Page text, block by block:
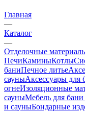
Главная
—
Каталог
—
Отделочные
ПечиКаминыКотлы
баниПечное литье
сауныАксессуары для
огнеИзоляционные
сауныМебель для
и сауныБондарные